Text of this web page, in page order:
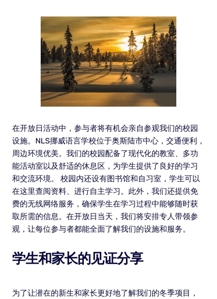
在开放日活动中，参与者将有机会亲自参观我们的校园
设施。NLS挪威语言学校位于奥斯陆市中心，交通便利，
周边环境优美。我们的校园配备了现代化的教室、多功
能活动室以及舒适的休息区，为学生提供了良好的学习
和交流环境。 校园内还设有图书馆和自习室，学生可以
在这里查阅资料、进行自主学习。此外，我们还提供免
费的无线网络服务，确保学生在学习过程中能够随时获
取所需的信息。在开放日当天，我们将安排专人带领参
观，让每位参与者都能全面了解我们的设施和服务。
学生和家长的见证分享
为了让潜在的新生和家长更好地了解我们的冬季项目，